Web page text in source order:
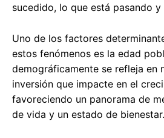
sucedido, lo que está pasando
Uno de los factores
estos fenómenos es la edad
demográficamente se refleja en
inversión que impacte en el
favoreciendo un panorama de
de vida y un estado de bienestar.